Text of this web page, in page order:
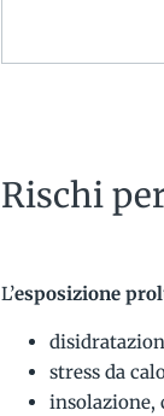
Rischi
L’esposizione
stress da
insolazione,